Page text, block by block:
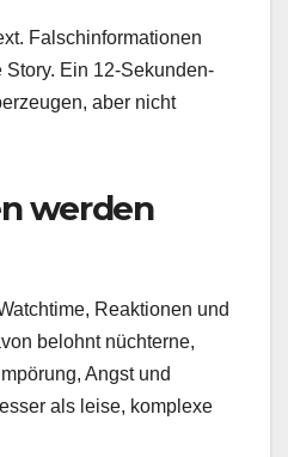
Falschinformationen
Ein 12‑Sekunden-
aber nicht
werden
Reaktionen und
belohnt nüchterne,
Angst und
als leise, komplexe